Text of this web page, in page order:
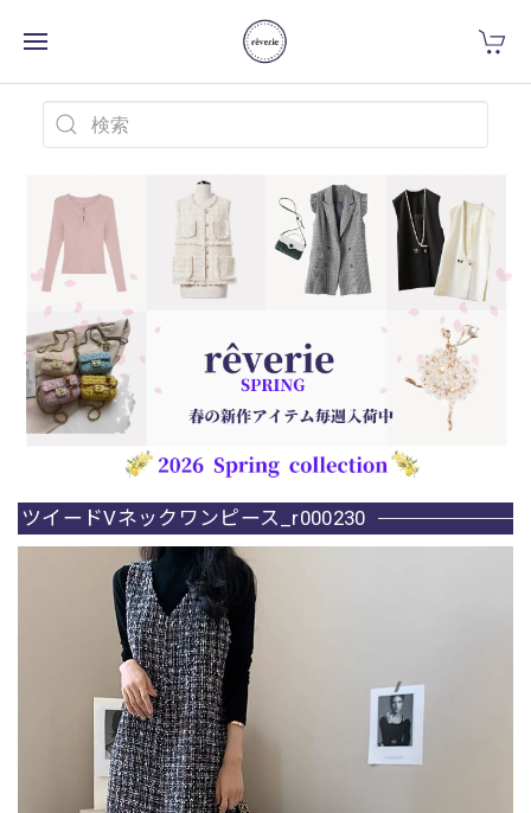
ツイードVネックワンピース_r000230